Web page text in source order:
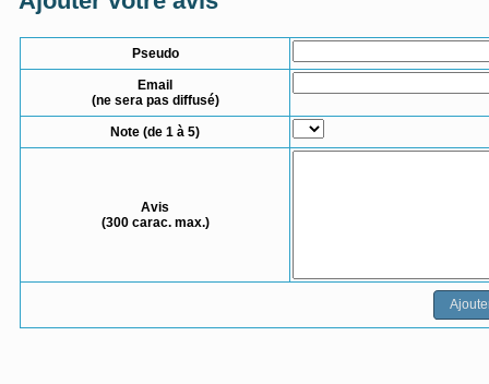
Pseudo
Email
(ne sera pas diffusé)
Note (de 1 à 5)
Avis
(300 carac. max.)